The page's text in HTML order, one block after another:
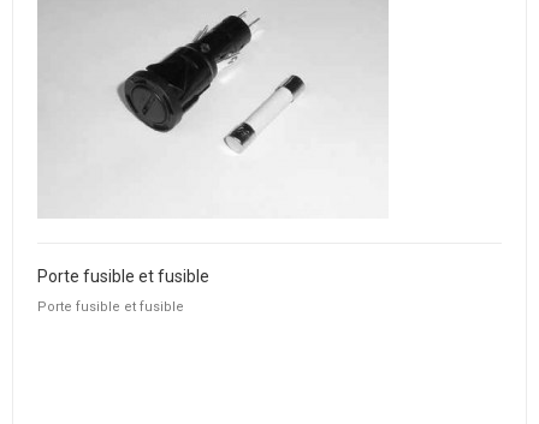
Porte fusible et fusible
Porte fusible et fusible